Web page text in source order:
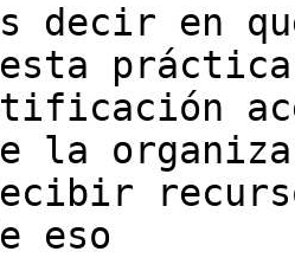
decir en
la
eso